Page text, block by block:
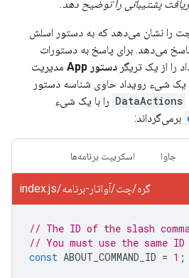
پشتیبانی را توضیح دهد.
چت را نشان می‌دهد که به دستور اسلش
می‌دهد. برای پاسخ به دستورات
را از یک تریگر دستور App
مدیریت
می‌کند. هنگامی که payload یک شیء رویداد حاوی شناسه دستور
DataActions را با یک شیء
برمی‌گرداند:
جاوا اسکریپت برنامه‌ها
گره/چت/آواتار-برنامه/index.js
// The ID of the slash
// You must use the same
const ABOUT_COMMAND_ID = 1 ;